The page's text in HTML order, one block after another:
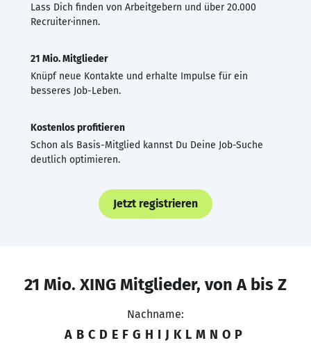
Lass Dich finden von Arbeitgebern und über 20.000
Recruiter·innen.
21 Mio. Mitglieder
Knüpf neue Kontakte und erhalte Impulse für ein
besseres Job-Leben.
Kostenlos profitieren
Schon als Basis-Mitglied kannst Du Deine Job-Suche
deutlich optimieren.
Jetzt registrieren
21 Mio. XING Mitglieder, von A bis Z
Nachname:
A B C D E F G H I J K L M N O P